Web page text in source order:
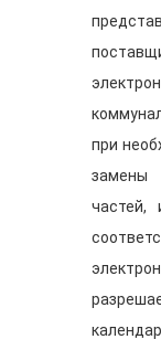
при
замены
частей,